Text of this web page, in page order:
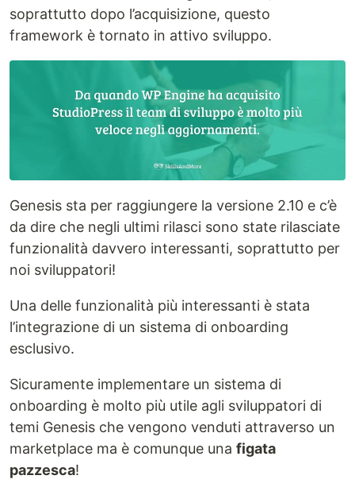
soprattutto dopo l’acquisizione, questo
framework è tornato in attivo sviluppo.
Genesis sta per raggiungere la versione 2.10 e c’è
da dire che negli ultimi rilasci sono state rilasciate
funzionalità davvero interessanti, soprattutto per
noi sviluppatori!
Una delle funzionalità più interessanti è stata
l’integrazione di un sistema di onboarding
esclusivo.
Sicuramente implementare un sistema di
onboarding è molto più utile agli sviluppatori di
temi Genesis che vengono venduti attraverso un
marketplace ma è comunque una figata
pazzesca!